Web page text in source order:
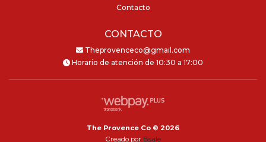
Contacto
CONTACTO
Theprovenceco@gmail.com
Horario de atención de 10:30 a 17:00
The Provence Co © 2026
Creado por Bsale